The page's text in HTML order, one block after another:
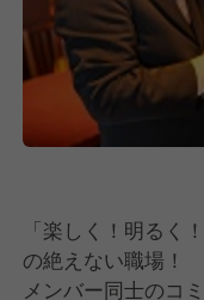
「楽しく！明るく
の絶えない職場！
メンバー同士のコ